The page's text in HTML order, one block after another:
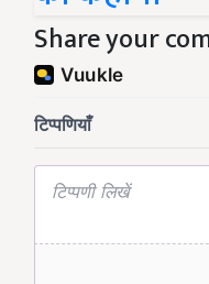
Share your